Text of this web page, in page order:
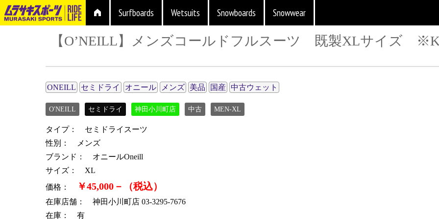
Surfboards Wetsuits Snowboards Snowwear
【O’NEILL】メンズコールドフルスーツ 既製XLサイズ
ONEILL セミドライ オニール メンズ 美品 国産 中古ウェット
O'NEILL セミドライ 神田小川町店 中古 MEN-XL
タイプ： セミドライスーツ
性別： メンズ
ブランド： オニールOneill
サイズ： XL
価格：
￥45,000－（税込）
在庫店舗： 神田小川町店 03-3295-7676
在庫： 有